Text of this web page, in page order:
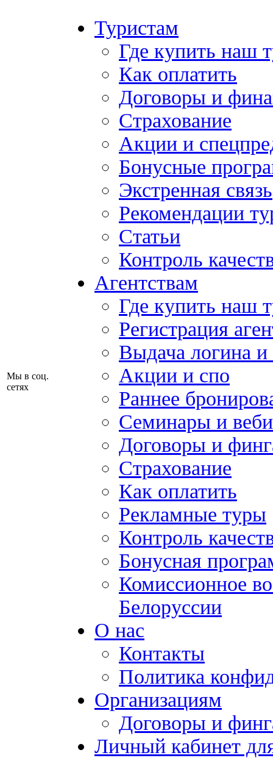
Мы в соц.
сетях
Туристам
Где купить наш
Как оплатить
Договоры и
Страхование
Акции и
Бонусные
Экстренная связь
Рекомендации
Статьи
Контроль
Агентствам
Где купить наш
Регистрация
Выдача логина и
Акции и спо
Раннее
Семинары и
Договоры и
Страхование
Как оплатить
Рекламные туры
Контроль
Бонусная
Комиссионное
Белоруссии
О нас
Контакты
Политика
Организациям
Договоры и
Личный кабинет